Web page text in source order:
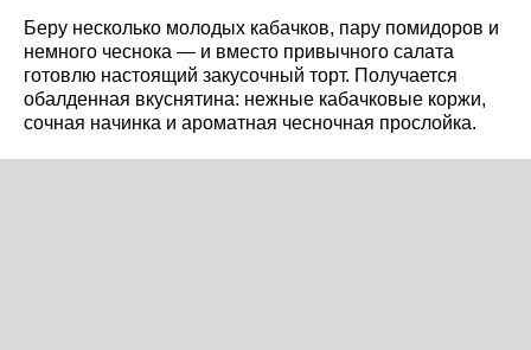
Беру несколько молодых кабачков, пару помидоров и
немного чеснока — и вместо привычного салата
готовлю настоящий закусочный торт. Получается
обалденная вкуснятина: нежные кабачковые коржи,
сочная начинка и ароматная чесночная прослойка.